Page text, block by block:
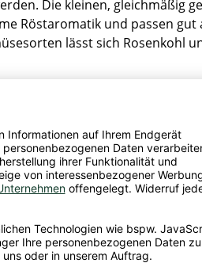
Die kleinen, gleichmäßig
Röstaromatik und passen
lässt sich Rosenkohl
Garen abgerundet wird.
Kontrast und eine
Citronensäure,